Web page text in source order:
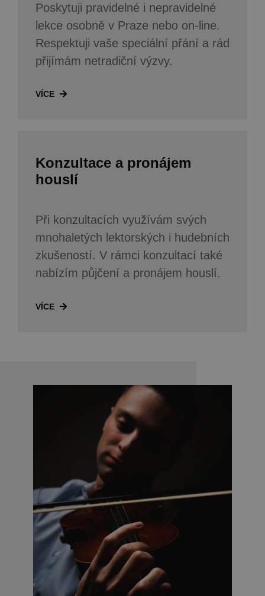
Poskytuji pravidelné i nepravidelné
lekce osobně v Praze nebo on-line.
Respektuji vaše speciální přání a rád
přijímám netradiční výzvy.
VÍCE
Konzultace a pronájem
houslí
Při konzultacích využívám svých
mnohaletých lektorských i hudebních
zkušeností. V rámci konzultací také
nabízím půjčení a pronájem houslí.
VÍCE